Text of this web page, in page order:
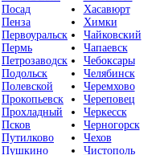
Посад
Пенза
Первоуральск
Пермь
Петрозаводск
Подольск
Полевской
Прокопьевск
Прохладный
Псков
Путилково
Пушкино
Хасавюрт
Химки
Чайковский
Чапаевск
Чебоксары
Челябинск
Черемхово
Череповец
Черкесск
Черногорск
Чехов
Чистополь